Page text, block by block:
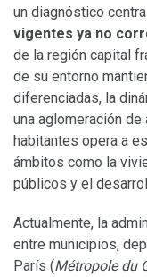
un diagnóstico
vigentes ya no
de la región capital
de su entorno
diferenciadas, la
una aglomeración
habitantes opera a
ámbitos como la
públicos y el
Actualmente, la
entre municipios,
París (Métropole du